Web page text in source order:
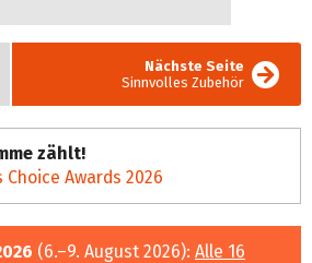
Nächste Seite
Sinnvolles Zubehör
zählt!
Choice Awards 2026
(6.–9. August 2026): Alle 16